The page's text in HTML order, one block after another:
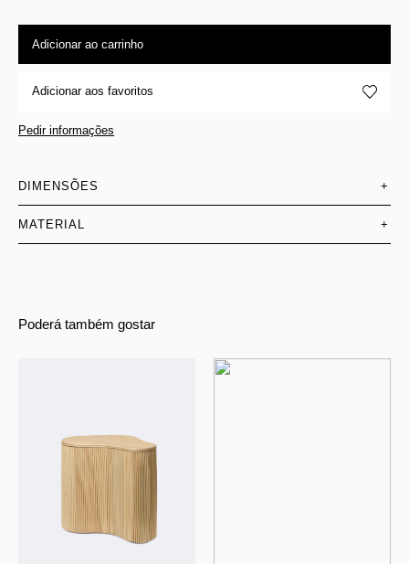
Adicionar ao carrinho
Adicionar aos favoritos
Pedir informações
DIMENSÕES +
MATERIAL +
Poderá também gostar